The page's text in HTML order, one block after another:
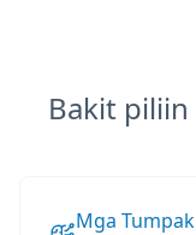
Bakit piliin
Mga